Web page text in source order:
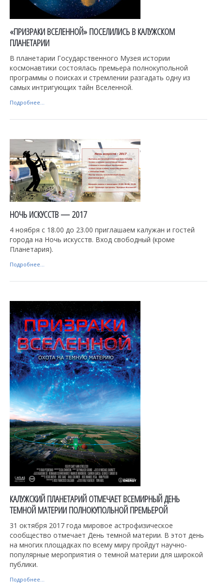
«ПРИЗРАКИ ВСЕЛЕННОЙ» ПОСЕЛИЛИСЬ В КАЛУЖСКОМ
ПЛАНЕТАРИИ
В планетарии Государственного Музея истории
космонавтики состоялась премьера полнокупольной
программы о поисках и стремлении разгадать одну из
самых интригующих тайн Вселенной.
Подробнее...
НОЧЬ ИСКУССТВ — 2017
4 ноября с 18.00 до 23.00 приглашаем калужан и гостей
города на Ночь искусств. Вход свободный (кроме
Планетария).
Подробнее...
КАЛУЖСКИЙ ПЛАНЕТАРИЙ ОТМЕЧАЕТ ВСЕМИРНЫЙ ДЕНЬ
ТЕМНОЙ МАТЕРИИ ПОЛНОКУПОЛЬНОЙ ПРЕМЬЕРОЙ
31 октября 2017 года мировое астрофизическое
сообщество отмечает День темной материи. В этот день
на многих площадках по всему миру пройдут научно-
популярные мероприятия о темной материи для широкой
публики.
Подробнее...